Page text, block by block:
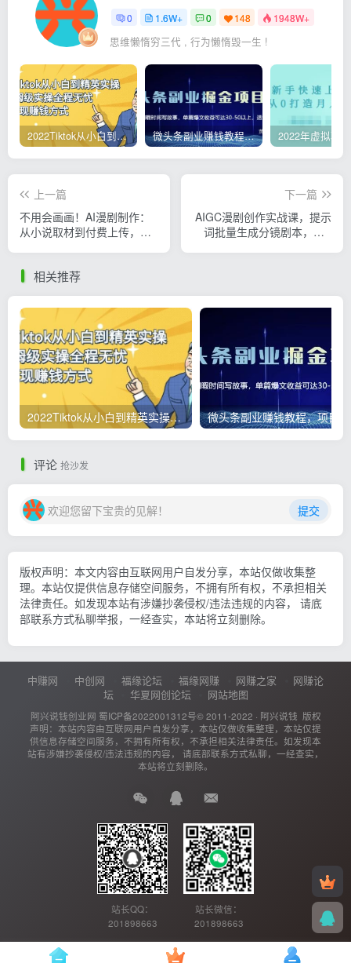
0 1.6W+ 0 148 1948W+
思维懒惰穷三代 , 行为懒惰毁一生 !
2022Tiktok从小白到精英实操，0-1保姆级实操全程无忧，多种变现赚钱方式 微头条副业赚钱教程，项目单号单天做到50-100+收益
上一篇
不用会画画！AI漫剧制作：
从小说取材到付费上传，零
下一篇
AIGC漫剧创作实战课，提示
词批量生成分镜剧本，Gpt
相关推荐
2022Tiktok从小白到精英实操，0-1保姆级实操全程无忧，多种变现赚钱方式
评论 抢沙发
欢迎您留下宝贵的见解！ 提交
版权声明：本文内容由互联网用户自发分享，本站仅做收集整
理。本站仅提供信息存储空间服务，不拥有所有权，不承担相关
法律责任。如发现本站有涉嫌抄袭侵权/违法违规的内容， 请底
部联系方式私聊举报，一经查实，本站将立刻删除。
中赚网 中创网 福缘论坛 福缘网赚 网赚之家
网赚论
坛
华夏网创论坛 网站地图
阿兴说钱创业网 蜀ICP备2022001312号© 2011-2022 · 阿兴说钱 版权
声明：本站内容由互联网用户自发分享，本站仅做收集整理，本站仅提
供信息存储空间服务，不拥有所有权，不承担相关法律责任。如发现本
站有涉嫌抄袭侵权/违法违规的内容， 请底部联系方式私聊，一经查实，
本站将立刻删除。
站长QQ：
201898663
站长微信：
201898663